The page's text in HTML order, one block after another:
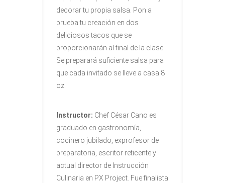
decorar tu propia salsa. Pon a
prueba tu creación en dos
deliciosos tacos que se
proporcionarán al final de la clase.
Se preparará suficiente salsa para
que cada invitado se lleve a casa 8
oz.
Instructor: Chef César Cano es
graduado en gastronomía,
cocinero jubilado, exprofesor de
preparatoria, escritor reticente y
actual director de Instrucción
Culinaria en PX Project. Fue finalista